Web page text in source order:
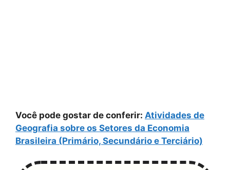
Você pode gostar de conferir: Atividades de
Geografia sobre os Setores da Economia
Brasileira (Primário, Secundário e Terciário)